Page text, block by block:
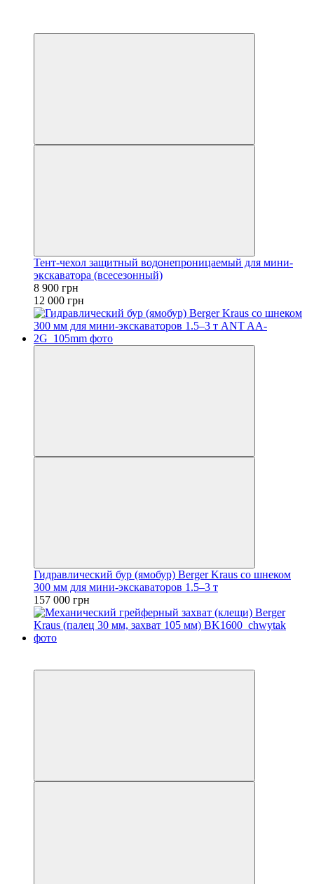
Тент-чехол защитный водонепроницаемый для мини-
экскаватора (всесезонный)
8 900 грн
12 000 грн
Гидравлический бур (ямобур) Berger Kraus со шнеком
300 мм для мини-экскаваторов 1.5–3 т
157 000 грн